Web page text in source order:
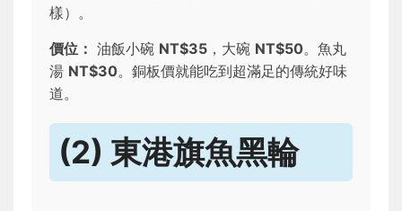
樣）。
價位： 油飯小碗 NT$35 ，大碗 NT$50。魚丸
湯 NT$30。銅板價就能吃到超滿足的傳統好味
道。
(2) 東港旗魚黑輪